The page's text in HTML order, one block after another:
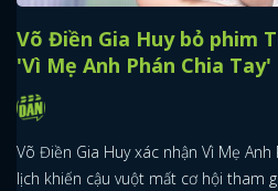
Võ Điền Gia Huy bỏ phim
'Vì Mẹ Anh Phán Chia Tay'
Võ Điền Gia Huy xác nhận Vì Mẹ
lịch khiến cậu vuột mất cơ hội tham